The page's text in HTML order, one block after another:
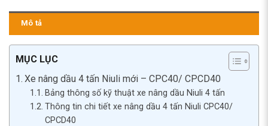
Mô tả
MỤC LỤC
Xe nâng dầu 4 tấn Niuli mới – CPC40/ CPCD40
Bảng thông số kỹ thuật xe nâng dầu Niuli 4 tấn
Thông tin chi tiết xe nâng dầu 4 tấn Niuli CPC40/
CPCD40